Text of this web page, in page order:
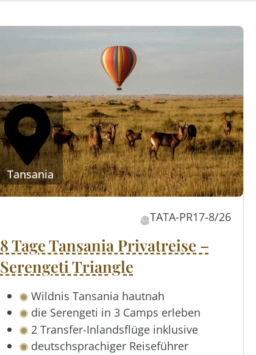
Tansania
TATA-PR17-8/26
8 Tage Tansania Privatreise –
Serengeti Triangle
Wildnis Tansania hautnah
die Serengeti in 3 Camps erleben
2 Transfer-Inlandsflüge inklusive
deutschsprachiger Reiseführer